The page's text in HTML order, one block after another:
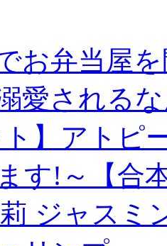
お弁当屋
愛される
ト】アト
す!～【合
ジャスミ